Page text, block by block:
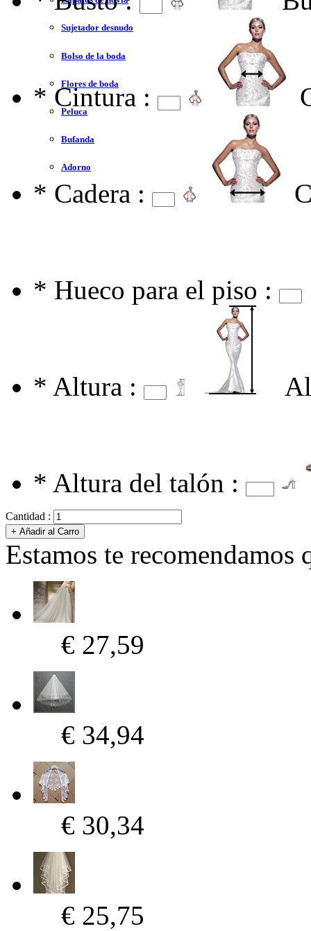
Sujetador desnudo
Bolso de la boda
Flores de boda
Peluca
Bufanda
Adorno
* Cintura :
* Cadera :
* Hueco para el piso :
* Altura :
* Altura del talón :
Cantidad :
Estamos te recomendamos
€ 27,59
€ 34,94
€ 30,34
€ 25,75